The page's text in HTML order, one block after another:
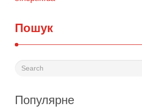
Пошук
Популярне